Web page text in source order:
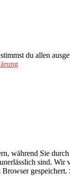
du allen
während Sie
sind.